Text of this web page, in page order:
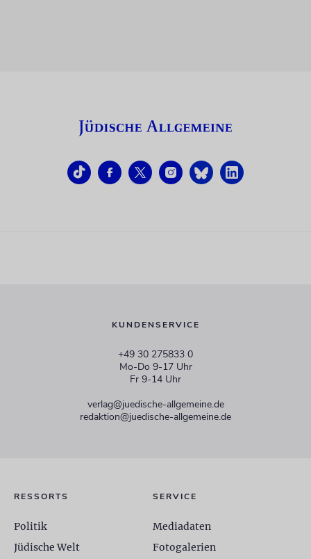
KUNDENSERVICE
+49 30 275833 0
Mo-Do 9-17 Uhr
Fr 9-14 Uhr
verlag@juedische-allgemeine.de
redaktion@juedische-allgemeine.de
RESSORTS
Politik
Jüdische Welt
SERVICE
Mediadaten
Fotogalerien